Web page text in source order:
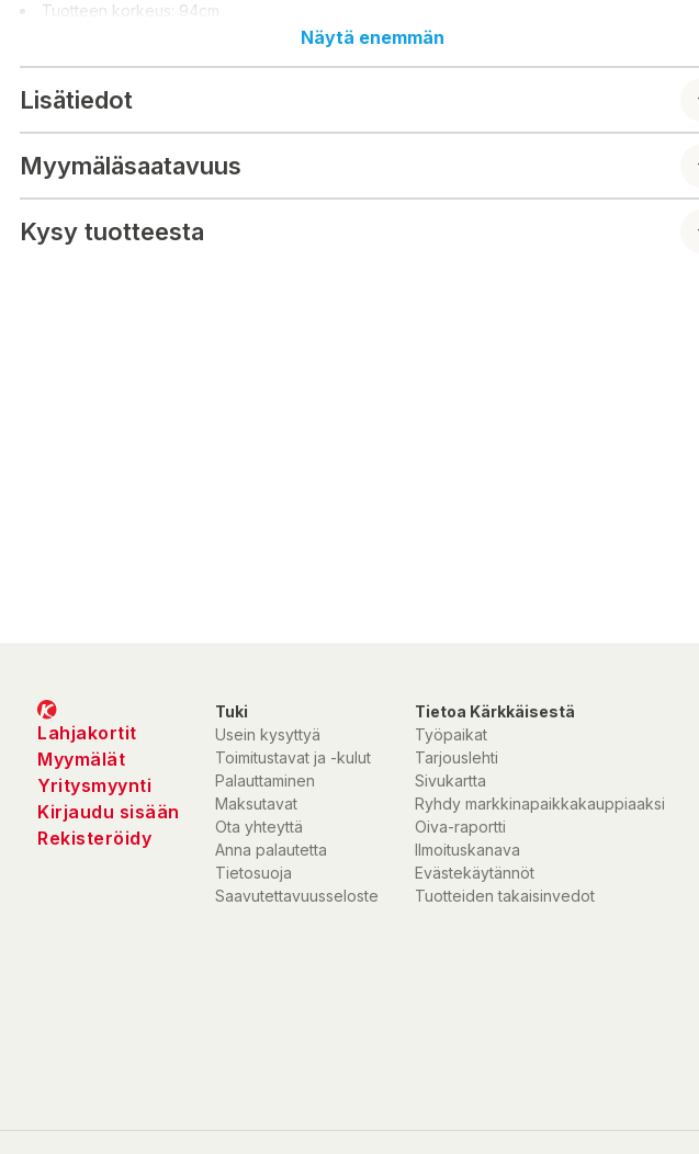
Tuotteen korkeus: 94cm
Näytä enemmän
Lisätiedot
Myymäläsaatavuus
Kysy tuotteesta
Lahjakortit
Myymälät
Yritysmyynti
Kirjaudu sisään
Rekisteröidy
Tuki
Usein kysyttyä
Toimitustavat ja -kulut
Palauttaminen
Maksutavat
Ota yhteyttä
Anna palautetta
Tietosuoja
Saavutettavuusseloste
Tietoa Kärkkäisestä
Työpaikat
Tarjouslehti
Sivukartta
Ryhdy markkinapaikkakauppiaaksi
Oiva-raportti
Ilmoituskanava
Evästekäytännöt
Tuotteiden takaisinvedot